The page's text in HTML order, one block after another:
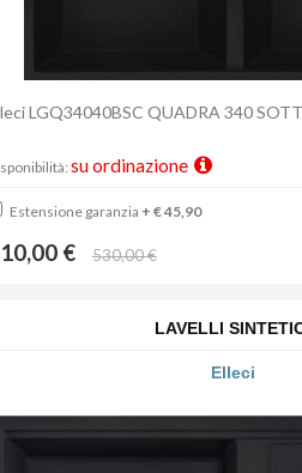
LGQ34040BSC QUADRA 340
su ordinazione
Estensione garanzia + € 45,90
€ 530,00 €
LAVELLI
Elleci